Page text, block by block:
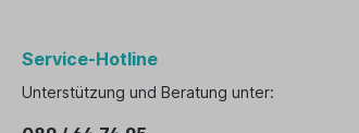
Service-Hotline
Unterstützung und Beratung unter: